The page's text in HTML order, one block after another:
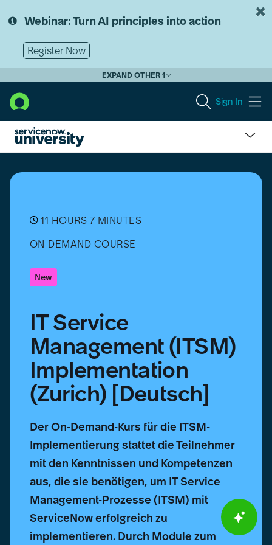
to
content
to
Webinar: Turn AI principles into action
Register Now
EXPAND OTHER 1
Sign In
Service
Management
11 HOURS 7 MINUTES
ON-DEMAND COURSE
New
IT Service
Management (ITSM)
Implementation
(Zurich) [Deutsch]
Der On-Demand-Kurs für die ITSM-
Implementierung stattet die Teilnehmer
mit den Kenntnissen und Kompetenzen
aus, die sie benötigen, um IT Service
Management-Prozesse (ITSM) mit
ServiceNow erfolgreich zu
implementieren. Durch Module zum